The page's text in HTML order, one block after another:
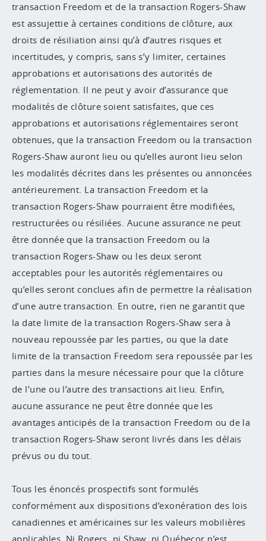
transaction Freedom et de la transaction Rogers-Shaw
est assujettie à certaines conditions de clôture, aux
droits de résiliation ainsi qu’à d’autres risques et
incertitudes, y compris, sans s’y limiter, certaines
approbations et autorisations des autorités de
réglementation. Il ne peut y avoir d’assurance que
modalités de clôture soient satisfaites, que ces
approbations et autorisations réglementaires seront
obtenues, que la transaction Freedom ou la transaction
Rogers-Shaw auront lieu ou qu’elles auront lieu selon
les modalités décrites dans les présentes ou annoncées
antérieurement. La transaction Freedom et la
transaction Rogers-Shaw pourraient être modifiées,
restructurées ou résiliées. Aucune assurance ne peut
être donnée que la transaction Freedom ou la
transaction Rogers-Shaw ou les deux seront
acceptables pour les autorités réglementaires ou
qu’elles seront conclues afin de permettre la réalisation
d’une autre transaction. En outre, rien ne garantit que
la date limite de la transaction Rogers-Shaw sera à
nouveau repoussée par les parties, ou que la date
limite de la transaction Freedom sera repoussée par les
parties dans la mesure nécessaire pour que la clôture
de l’une ou l’autre des transactions ait lieu. Enfin,
aucune assurance ne peut être donnée que les
avantages anticipés de la transaction Freedom ou de la
transaction Rogers-Shaw seront livrés dans les délais
prévus ou du tout.
Tous les énoncés prospectifs sont formulés
conformément aux dispositions d’exonération des lois
canadiennes et américaines sur les valeurs mobilières
applicables. Ni Rogers, ni Shaw, ni Québecor n’est